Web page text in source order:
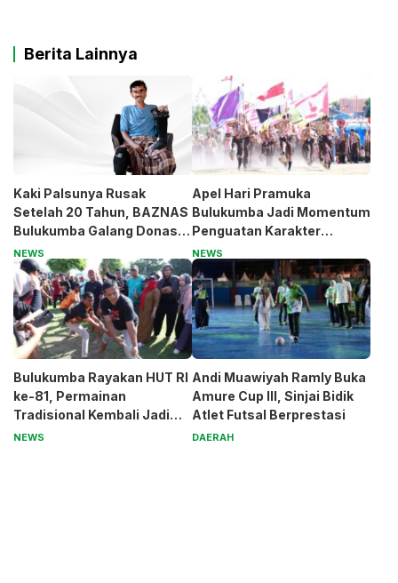
Berita Lainnya
Kaki Palsunya Rusak
Setelah 20 Tahun, BAZNAS
Bulukumba Galang Donasi
untuk Pak Pardi
NEWS
Apel Hari Pramuka
Bulukumba Jadi Momentum
Penguatan Karakter
Generasi Muda
NEWS
Bulukumba Rayakan HUT RI
ke-81, Permainan
Tradisional Kembali Jadi
Magnet
NEWS
Andi Muawiyah Ramly Buka
Amure Cup III, Sinjai Bidik
Atlet Futsal Berprestasi
DAERAH